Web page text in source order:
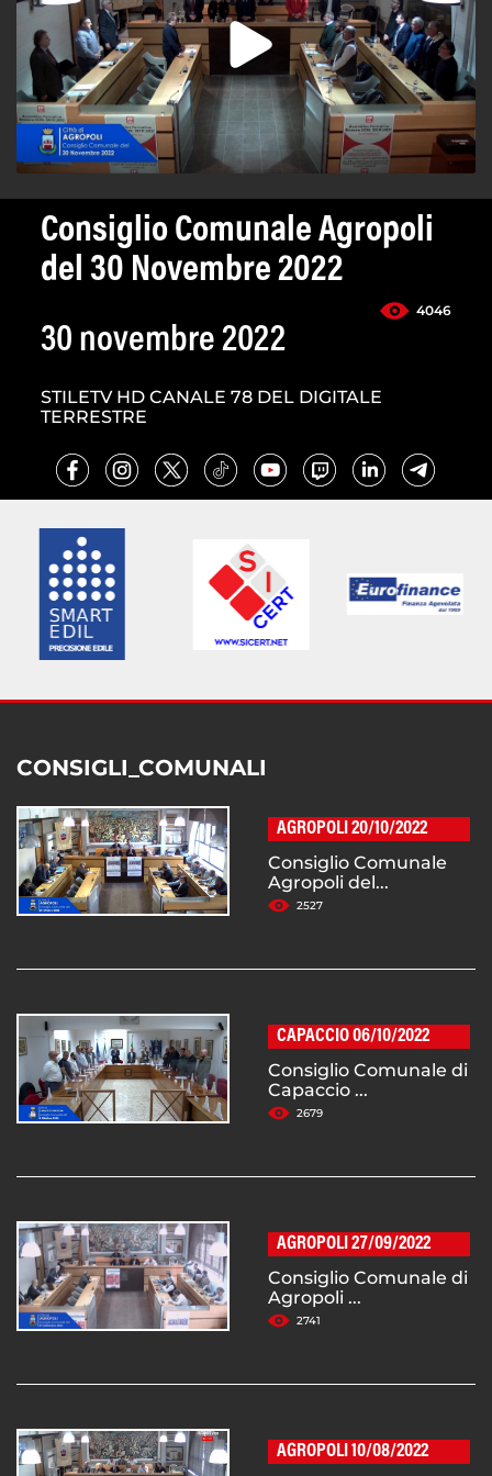
Consiglio Comunale Agropoli
del 30 Novembre 2022
4046
30 novembre 2022
STILETV HD CANALE 78 DEL DIGITALE
TERRESTRE
CONSIGLI_COMUNALI
AGROPOLI 20/10/2022
Consiglio Comunale
Agropoli del...
2527
CAPACCIO 06/10/2022
Consiglio Comunale di
Capaccio ...
2679
AGROPOLI 27/09/2022
Consiglio Comunale di
Agropoli ...
2741
AGROPOLI 10/08/2022